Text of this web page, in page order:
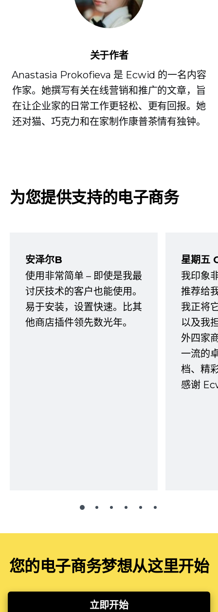
关于作者
Anastasia Prokofieva 是 Ecwid 的一名内容
作家。她撰写有关在线营销和推广的文章，旨
在让企业家的日常工作更轻松、更有回报。她
还对猫、巧克力和在家制作康普茶情有独钟。
为您提供支持的电子商务
安泽尔B
使用非常简单 – 即使是我最
讨厌技术的客户也能使用。
易于安装，设置快速。比其
他商店插件领先数光年。
星期五
我印象
推荐给
我正将
以及我
外四家
一流的
档、精
感谢
您的电子商务梦想从这里开始
立即开始